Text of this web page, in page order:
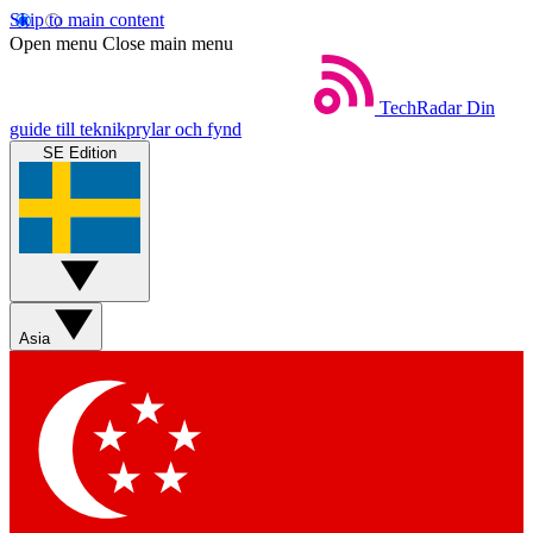
Skip to main content
Open menu Close main menu
TechRadar Din
guide till teknikprylar och fynd
SE Edition
Asia